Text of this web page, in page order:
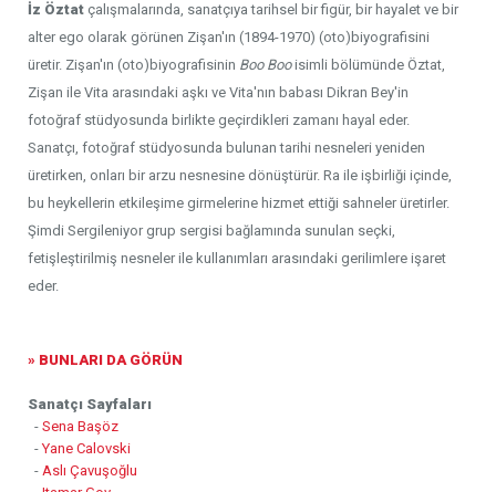
İz Öztat çalışmalarında, sanatçıya tarihsel bir figür, bir hayalet ve bir
alter ego olarak görünen Zişan'ın (1894-1970) (oto)biyografisini
üretir. Zişan'ın (oto)biyografisinin Boo Booisimli bölümünde Öztat,
Zişan ile Vita arasındaki aşkı ve Vita'nın babası Dikran Bey'in
fotoğraf stüdyosunda birlikte geçirdikleri zamanı hayal eder.
Sanatçı, fotoğraf stüdyosunda bulunan tarihi nesneleri yeniden
üretirken, onları bir arzu nesnesine dönüştürür. Ra ile işbirliği içinde,
bu heykellerin etkileşime girmelerine hizmet ettiği sahneler üretirler.
Şimdi Sergileniyor grup sergisi bağlamında sunulan seçki,
fetişleştirilmiş nesneler ile kullanımları arasındaki gerilimlere işaret
eder.
» BUNLARI DA GÖRÜN
Sanatçı Sayfaları
- Sena Başöz
-Yane Calovski
- Aslı Çavuşoğlu